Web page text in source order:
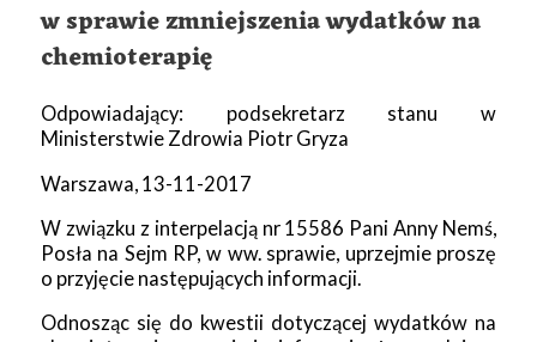
w sprawie zmniejszenia wydatków na
chemioterapię
Odpowiadający: podsekretarz stanu w
Ministerstwie Zdrowia Piotr Gryza
Warszawa, 13-11-2017
W związku z interpelacją nr 15586 Pani Anny Nemś,
Posła na Sejm RP, w ww. sprawie, uprzejmie proszę
o przyjęcie następujących informacji.
Odnosząc się do kwestii dotyczącej wydatków na